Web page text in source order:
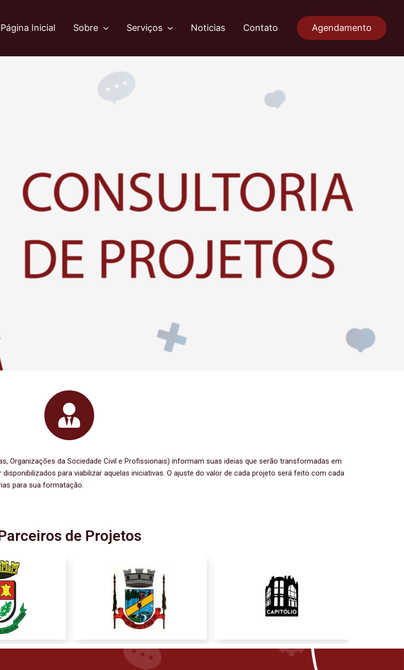
Página Inicial Sobre Serviços Noticias Contato Agendamento
Organizações da Sociedade Civil e Profissionais) informam suas ideias que serão transformadas em
para viabilizar aquelas iniciativas. O ajuste do valor de cada projeto será feito com cada
para sua formatação.
de Projetos